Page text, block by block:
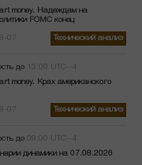
money. Надеждам на
FOMC конец
07 Технический анализ
до 13:00 UTC--4
money. Крах американского
07 Технический анализ
до 09:00 UTC--4
динамики на 07.08.2026